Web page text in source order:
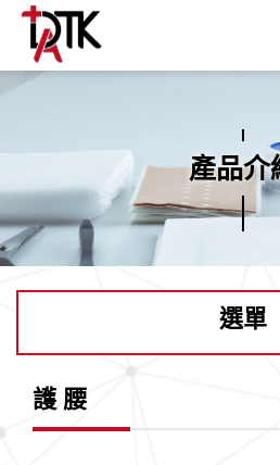
產品介
選單
護 腰